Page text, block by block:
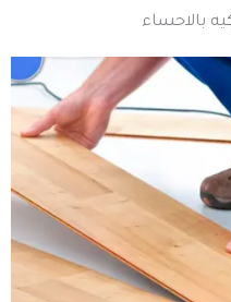
بالاحساء